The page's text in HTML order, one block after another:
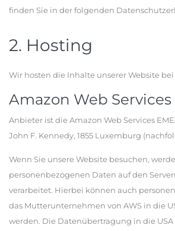
finden Sie in der folgenden
2. Hosting
Wir hosten die Inhalte unserer Website
Amazon Web Services
Anbieter ist die Amazon Web Services
John F. Kennedy, 1855 Luxemburg
Wenn Sie unsere Website besuchen,
personenbezogenen Daten auf den
verarbeitet. Hierbei können auch
das Mutterunternehmen von AWS in die
werden. Die Datenübertragung in die USA